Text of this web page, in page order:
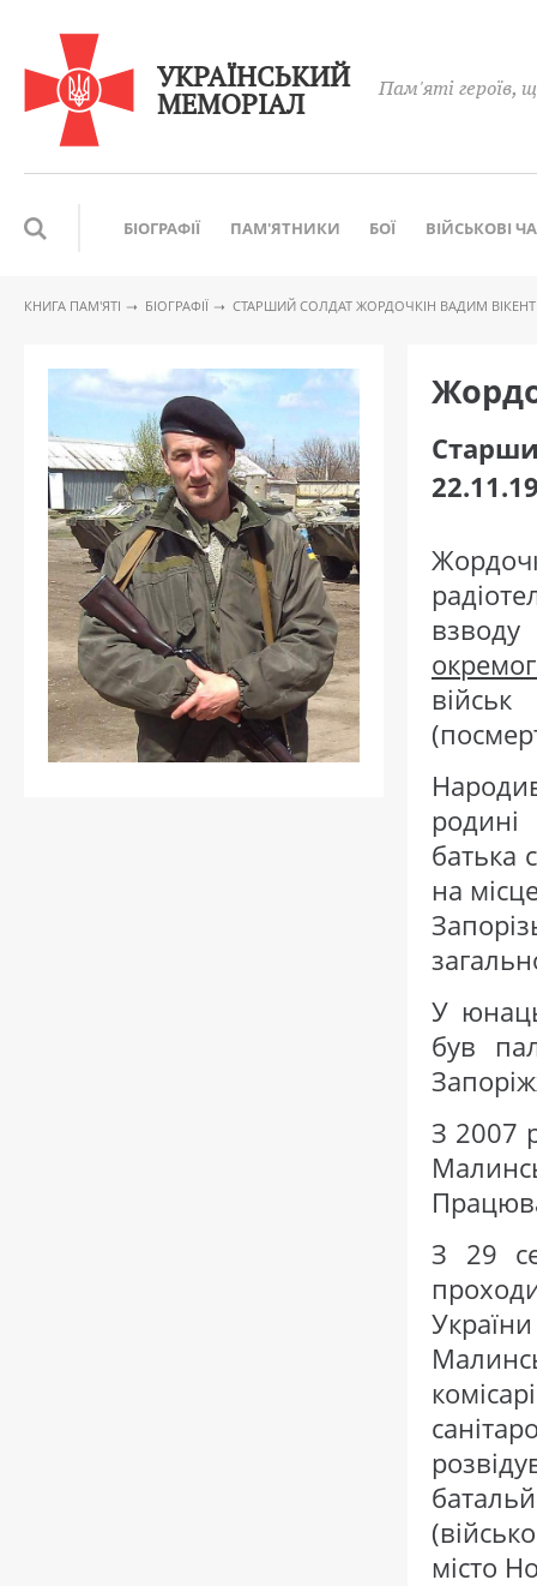
УКРАЇНСЬКИЙ
МЕМОРІАЛ Пам'яті героїв,
БІОГРАФІЇ ПАМ'ЯТНИКИ БОЇ ВІЙСЬКОВІ
КНИГА ПАМ′ЯТІ БІОГРАФІЇ CТАРШИЙ СОЛДАТ ЖОРДОЧКІН ВАДИМ
родині
батька
на
У
був
З 2007
З 29
місто